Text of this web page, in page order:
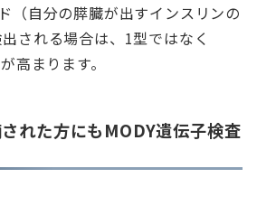
（自分の膵臓が出すインスリンの
される場合は、1型ではなく
高まります。
れた方にもMODY遺伝子検査